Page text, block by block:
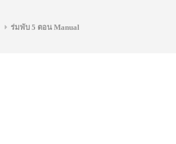
ร่มพับ 5 ตอน Manual